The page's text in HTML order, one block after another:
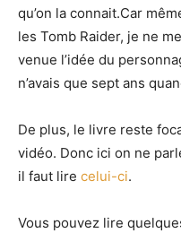
qu’on la connait.Car
les Tomb Raider, je ne
venue l’idée du
n’avais que sept ans
De plus, le livre reste
vidéo. Donc ici on ne
il faut lire celui-ci.
Vous pouvez lire